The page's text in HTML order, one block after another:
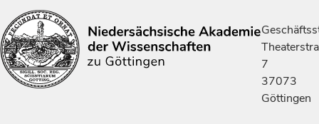
7
37073
Göttingen